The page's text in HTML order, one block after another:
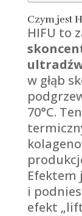
Czym jest
HIFU to
w głąb
70°C.
Efektem
i
efekt